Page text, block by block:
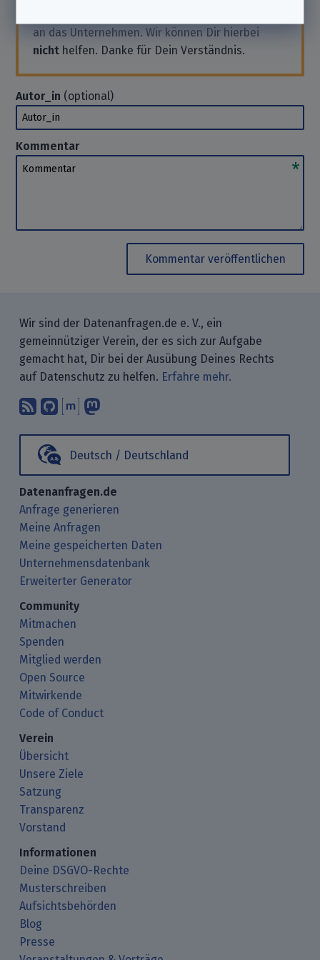
an das Unternehmen. Wir können Dir hierbei
nicht helfen. Danke für Dein Verständnis.
Autor_in (optional)
Autor_in
Kommentar
Kommentar
Kommentar veröffentlichen
Wir sind der Datenanfragen.de e. V., ein
gemeinnütziger Verein, der es sich zur Aufgabe
gemacht hat, Dir bei der Ausübung Deines Rechts
auf Datenschutz zu helfen. Erfahre mehr.
Abonniere unsere Blogbeiträge mit
Finde uns bei GitHub.
Unterhalte Dich mit uns über
Deutsch / Deutschland
Datenanfragen.de
Anfrage generieren
Meine Anfragen
Meine gespeicherten Daten
Unternehmensdatenbank
Erweiterter Generator
Community
Mitmachen
Spenden
Mitglied werden
Open Source
Mitwirkende
Code of Conduct
Verein
Übersicht
Unsere Ziele
Satzung
Transparenz
Vorstand
Informationen
Deine DSGVO-Rechte
Musterschreiben
Aufsichtsbehörden
Blog
Presse